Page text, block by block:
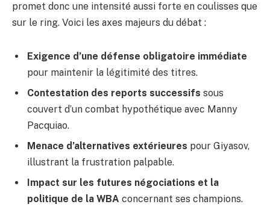
promet donc une intensité aussi forte en coulisses que
sur le ring. Voici les axes majeurs du débat :
Exigence d’une défense obligatoire immédiate
pour maintenir la légitimité des titres.
Contestation des reports successifs sous
couvert d’un combat hypothétique avec Manny
Pacquiao.
Menace d’alternatives extérieures pour Giyasov,
illustrant la frustration palpable.
Impact sur les futures négociations et la
politique de la WBA concernant ses champions.